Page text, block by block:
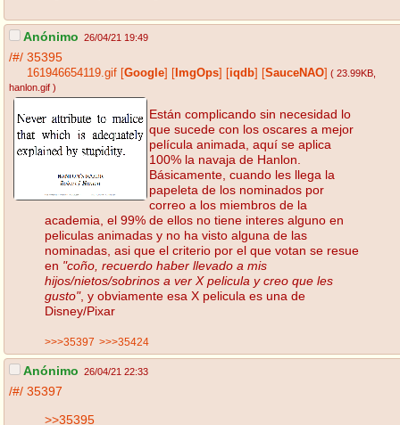
Anónimo 26/04/21 19:49
/#/ 35395
161946654119.gif Google ImgOps iqdb SauceNAO ( 23.99KB
hanlon.gif )
Están complicando sin necesidad lo
que sucede con los oscares a mejor
película animada, aquí se aplica
100% la navaja de Hanlon.
Básicamente, cuando les llega la
papeleta de los nominados por
correo a los miembros de la
academia, el 99% de ellos no tiene interes alguno en
peliculas animadas y no ha visto alguna de las
nominadas, asi que el criterio por el que votan se resue
en "coño, recuerdo haber llevado a mis
hijos/nietos/sobrinos a ver X pelicula y creo que les
gusto", y obviamente esa X pelicula es una de
Disney/Pixar
>>>35397 >>>35424
Anónimo 26/04/21 22:33
/#/ 35397
>>35395